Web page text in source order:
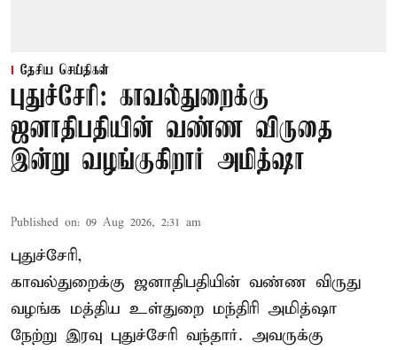
தேசிய செய்திகள்
புதுச்சேரி: காவல்துறைக்கு
ஜனாதிபதியின் வண்ண விருதை
இன்று வழங்குகிறார் அமித்ஷா
Published on: 09 Aug 2026, 2:31 am
புதுச்சேரி,
காவல்துறைக்கு ஜனாதிபதியின் வண்ண விருது
வழங்க மத்திய உள்துறை மந்திரி அமித்ஷா
நேற்று இரவு புதுச்சேரி வந்தார். அவருக்கு